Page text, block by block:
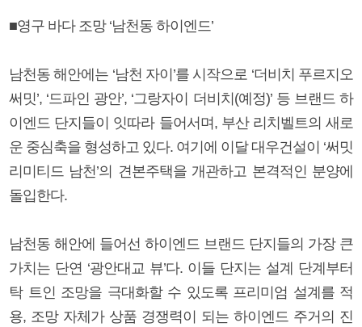
■영구 바다 조망 ‘남천동 하이엔드’
남천동 해안에는 ‘남천 자이’를 시작으로 ‘더비치 푸르지오
써밋’, ‘드파인 광안’, ‘그랑자이 더비치(예정)’ 등 브랜드 하
이엔드 단지들이 잇따라 들어서며, 부산 리치벨트의 새로
운 중심축을 형성하고 있다. 여기에 이달 대우건설이 ‘써밋
리미티드 남천’의 견본주택을 개관하고 본격적인 분양에
돌입한다.
남천동 해안에 들어선 하이엔드 브랜드 단지들의 가장 큰
가치는 단연 ‘광안대교 뷰’다. 이들 단지는 설계 단계부터
탁 트인 조망을 극대화할 수 있도록 프리미엄 설계를 적
용, 조망 자체가 상품 경쟁력이 되는 하이엔드 주거의 진